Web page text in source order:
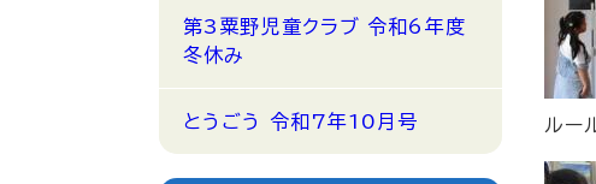
ルー
第3粟野児童クラブ 令和6年度
冬休み
とうごう 令和7年10月号